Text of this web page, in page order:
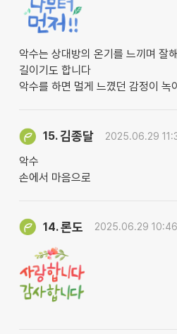
악수는 상대방의 온기를 느끼며 잘
길이기도 합니다
악수를 하면 멀게 느꼈던 감정이 녹
15.김종달 2025.06.29
악수
손에서 마음으로
14.론도 2025.06.29 10:46